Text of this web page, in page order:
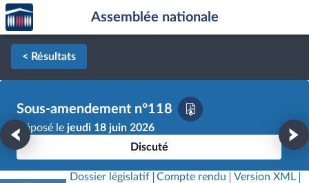
Aller au contenu
Aller en bas de la page
Accèder
à la
page
d'accueil
Assemblée nationale
< Résultats
Sous-amendement n°118
Déposé le jeudi 18 juin 2026
Discuté
Dossier législatif Compte rendu
Version XML